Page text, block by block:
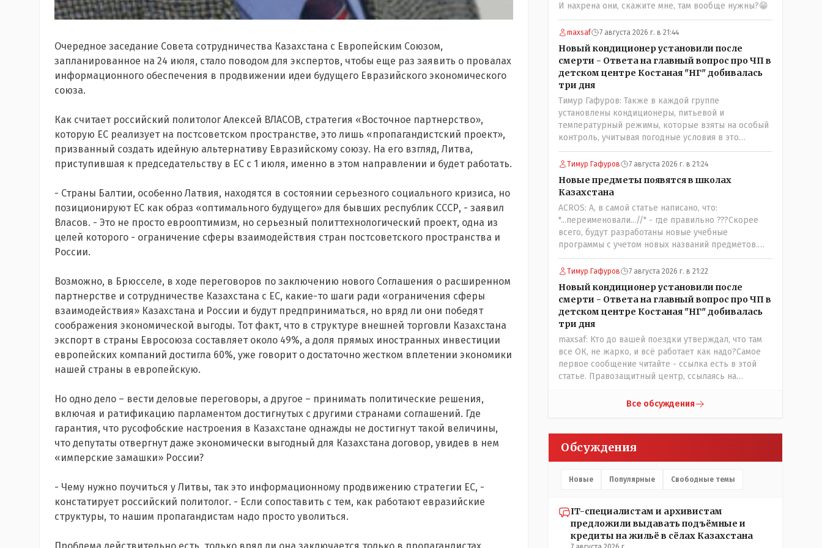
Очередное заседание Совета сотрудничества Казахстана с Европейским Союзом,
запланированное на 24 июля, стало поводом для экспертов, чтобы еще раз заявить о провалах
информационного обеспечения в продвижении идеи будущего Евразийского экономического
союза.
Как считает российский политолог Алексей ВЛАСОВ, стратегия «Восточное партнерство»,
которую ЕС реализует на постсоветском пространстве, это лишь «пропагандистский проект»,
призванный создать идейную альтернативу Евразийскому союзу. На его взгляд, Литва,
приступившая к председательству в ЕС с 1 июля, именно в этом направлении и будет работать.
- Страны Балтии, особенно Латвия, находятся в состоянии серьезного социального кризиса, но
позиционируют ЕС как образ «оптимального будущего» для бывших республик СССР, - заявил
Власов. - Это не просто еврооптимизм, но серьезный политтехнологический проект, одна из
целей которого - ограничение сферы взаимодействия стран постсоветского пространства и
России.
Возможно, в Брюсселе, в ходе переговоров по заключению нового Соглашения о расширенном
партнерстве и сотрудничестве Казахстана с ЕС, какие-то шаги ради «ограничения сферы
взаимодействия» Казахстана и России и будут предприниматься, но вряд ли они победят
соображения экономической выгоды. Тот факт, что в структуре внешней торговли Казахстана
экспорт в страны Евросоюза составляет около 49%, а доля прямых иностранных инвестиции
европейских компаний достигла 60%, уже говорит о достаточно жестком вплетении экономики
нашей страны в европейскую.
Но одно дело – вести деловые переговоры, а другое – принимать политические решения,
включая и ратификацию парламентом достигнутых с другими странами соглашений. Где
гарантия, что русофобские настроения в Казахстане однажды не достигнут такой величины,
что депутаты отвергнут даже экономически выгодный для Казахстана договор, увидев в нем
«имперские замашки» России?
- Чему нужно поучиться у Литвы, так это информационному продвижению стратегии ЕС, -
констатирует российский политолог. - Если сопоставить с тем, как работают евразийские
структуры, то нашим пропагандистам надо просто уволиться.
И нахрена они, скажите мне, там вообще нужны?😁
maxsaf 7 августа 2026 г. в 21:44
Новый кондиционер установили после
смерти - Ответа на главный вопрос про ЧП в
детском центре Костаная "НГ" добивалась
три дня
Тимур Гафуров: Также в каждой группе
установлены кондиционеры, питьевой и
температурный режимы, которые взяты на особый
контроль, учитывая погодные условия в это
лето.Мы решили. что это - противоречие. Вы
считаете иначе?Ну тут противоречия нет. Этот
трагедии, то есть 29 июля, когда спешно
установили и воду, и новые кондиционеры, и
впервые поставили температурный режим на
контроль. То есть первая часть - информация до
трагедии, вторая часть - информация после
трагедии, когда все уже было исправлено.
Тимур Гафуров 7 августа 2026 г. в 21:24
Новые предметы появятся в школах
Казахстана
ACROS: А, в самой статье написано, что:
"...переименовали...//" - где правильно ???Скорее
всего, будут разработаны новые учебные
программы с учетом новых названий предметов.
Так что предметы - новые. Хоть и
переименованные)
Тимур Гафуров 7 августа 2026 г. в 21:22
Новый кондиционер установили после
смерти - Ответа на главный вопрос про ЧП в
детском центре Костаная "НГ" добивалась
три дня
maxsaf: Кто до вашей поездки утверждал, что там
все ОК, не жарко, и всё работает как надо?Самое
первое сообщение читайте - ссылка есть в этой
статье. Правозащитный центр, ссылаясь на
чате, которые прислали ему в виде
времени их установили только в помещениях,
предназначенных для административно-
управленческого персонала. И Также в каждой
группе установлены кондиционеры, питьевой и
контроль, учитывая погодные условия в это лето.
Мы решили. что это - противоречие. Вы считаете
иначе?
Все обсуждения
Обсуждения
Новые Популярные Свободные темы
IT-специалистам и архивистам
предложили выдавать подъёмные и
кредиты на жильё в сёлах Казахстана